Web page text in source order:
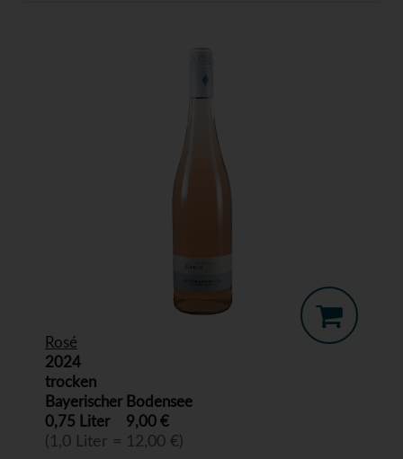
Rosé
2024
trocken
Bayerischer Bodensee
0,75 Liter
9,00 €
(1,0 Liter = 12,00 €)